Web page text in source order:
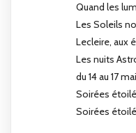
Quand les
Les Soleils
Lecleire, aux
Les nuits
du 14 au 17
Soirées
Soirées